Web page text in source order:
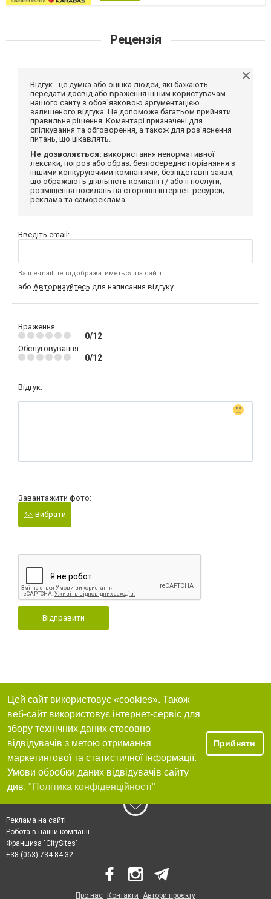
Рецензія
Відгук - це думка або оцінка людей, які бажають
передати досвід або враження іншим користувачам
нашого сайту з обов'язковою аргументацією
залишеного відгука. Це допоможе багатьом прийняти
правильне рішення. Коментарі призначені для
спілкування та обговорення, а також для роз'яснення
питань, що цікавлять.
Не дозволяється: використання ненормативної
лексики, погроз або образ; безпосереднє порівняння з
іншими конкуруючими компаніями; безпідставні заяви,
що ображають діяльність компанії і / або її послуги;
розміщення посилань на сторонні інтернет-ресурси;
реклама та самореклама.
Введіть email:
Ваш e-mail не відображатиметься на сайті
або Авторизуйтесь для написання відгуку
Враження
0/12
Обслуговування
0/12
Відгук:
Завантажити фото:
Вибрати
Відправити
Цей сайт використовує «cookies». Також
веб-сайт використовує інтернет-сервіс для
збору технічних даних стосовно
відвідувачів з метою отримання
маркетингової та статистичної інформації.
Умови обробки даних відвідувачів сайту
див. "Політика конфіденційності"
Прийняти
Реклама на сайті
Робота в нашій компанії
Франшиза "CitySites"
+38 (063) 734-84-32
Про нас Контакти Автори проєкту